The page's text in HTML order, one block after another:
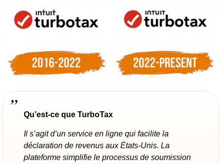
Qu’est-ce que TurboTax
Il s’agit d’un service en ligne qui facilite la
déclaration de revenus aux États-Unis. La
plateforme simplifie le processus de soumission